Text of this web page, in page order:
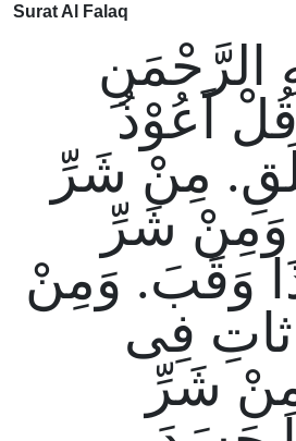
Surat Al Falaq
الرَّحْمَنِ
اَعُوْذُ
مِنْ شَرِّ
وَمِنْ شَرِّ
وَقَبَ. وَمِنْ
فِى
شَرِّ